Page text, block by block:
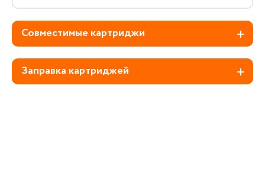
Совместимые картриджи
Заправка картриджей